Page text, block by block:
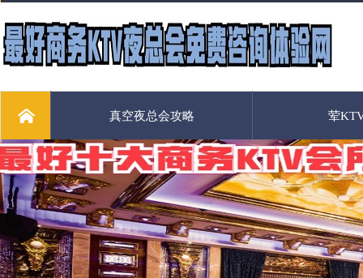
真空夜总会攻略 荤